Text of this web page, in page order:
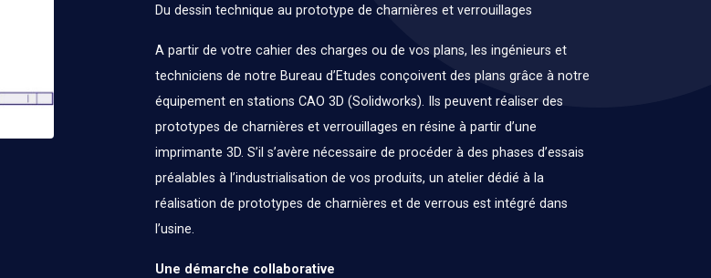
Du dessin technique au prototype de charnières et verrouillages
A partir de votre cahier des charges ou de vos plans, les ingénieurs et
techniciens de notre Bureau d’Etudes conçoivent des plans grâce à notre
équipement en stations CAO 3D (Solidworks). Ils peuvent réaliser des
prototypes de charnières et verrouillages en résine à partir d’une
imprimante 3D. S’il s’avère nécessaire de procéder à des phases d’essais
préalables à l’industrialisation de vos produits, un atelier dédié à la
réalisation de prototypes de charnières et de verrous est intégré dans
l’usine.
Une démarche collaborative